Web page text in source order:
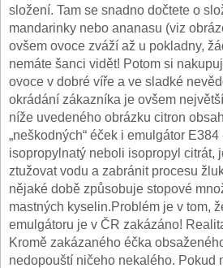
složení. Tam se snadno dočtete o
mandarinky nebo ananasu (viz
ovšem ovoce zváží až u pokladny,
nemáte šanci vidět! Potom si
ovoce v dobré víře a ve sladké
okrádání zákazníka je ovšem
níže uvedeného obrázku citron
„neškodných“ éček i emulgátor E384
isopropylnatý neboli isopropyl citrát,
ztužovat vodu a zabránit procesu
nějaké době způ­sobuje stopové
mastných kyselin.Problém je v tom,
emulgátoru je v ČR zakázáno!
Kromě zakázaného éčka
nedopouští ničeho nekalého. Pokud